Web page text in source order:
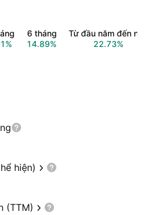
6 tháng
14.89%
Từ đầu năm đến nay
22.73%
hiện)
(TTM)